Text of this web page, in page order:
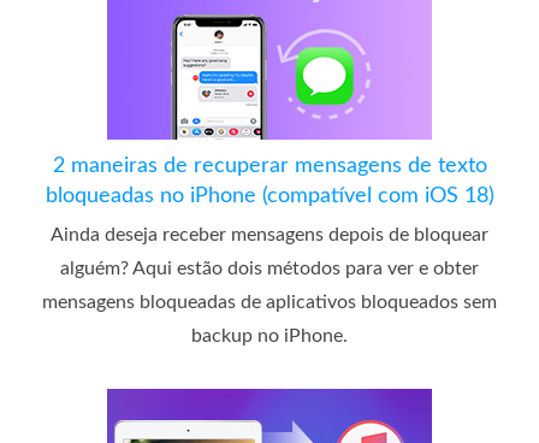
2 maneiras de recuperar mensagens de texto
bloqueadas no iPhone (compatível com iOS 18)
Ainda deseja receber mensagens depois de bloquear
alguém? Aqui estão dois métodos para ver e obter
mensagens bloqueadas de aplicativos bloqueados sem
backup no iPhone.